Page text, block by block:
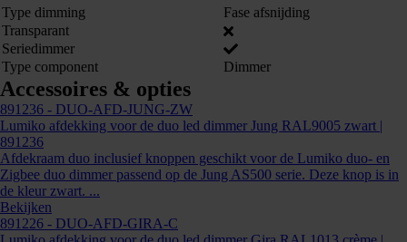
Type dimming
Fase afsnijding
Transparant
Seriedimmer
Type component
Dimmer
Accessoires & opties
891236 - DUO-AFD-JUNG-ZW
Lumiko afdekking voor de duo led dimmer Jung RAL9005 zwart |
891236
Afdekraam duo inclusief knoppen geschikt voor de Lumiko duo- en
Zigbee duo dimmer passend op de Jung AS500 serie. Deze knop is in
de kleur zwart. ...
Bekijken
891226 - DUO-AFD-GIRA-CNeem dan contact op +31 88 002 33